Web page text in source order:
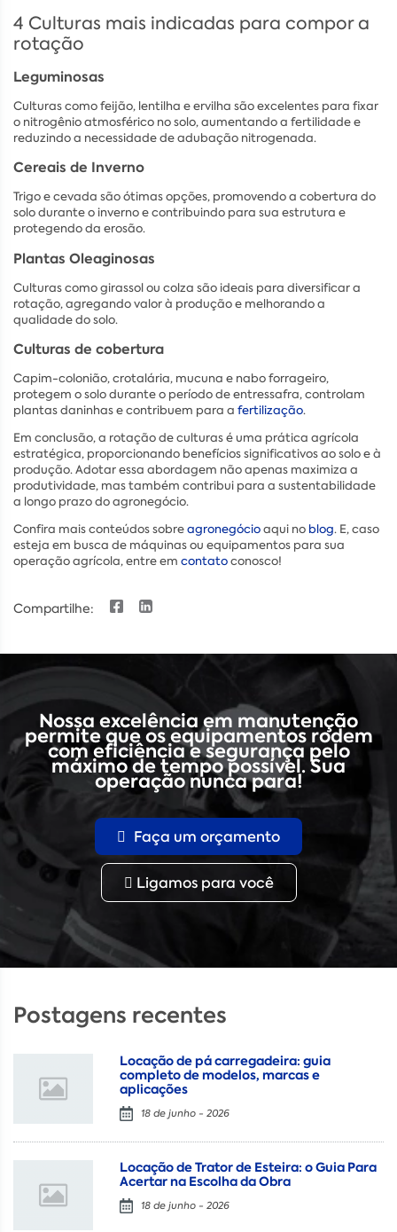
4 Culturas mais indicadas para compor a
rotação
Leguminosas
Culturas como feijão, lentilha e ervilha são excelentes para fixar
o nitrogênio atmosférico no solo, aumentando a fertilidade e
reduzindo a necessidade de adubação nitrogenada.
Cereais de Inverno
Trigo e cevada são ótimas opções, promovendo a cobertura do
solo durante o inverno e contribuindo para sua estrutura e
protegendo da erosão.
Plantas Oleaginosas
Culturas como girassol ou colza são ideais para diversificar a
rotação, agregando valor à produção e melhorando a
qualidade do solo.
Culturas de cobertura
Capim-colonião, crotalária, mucuna e nabo forrageiro,
protegem o solo durante o período de entressafra, controlam
plantas daninhas e contribuem para a fertilização.
Em conclusão, a rotação de culturas é uma prática agrícola
estratégica, proporcionando benefícios significativos ao solo e à
produção. Adotar essa abordagem não apenas maximiza a
produtividade, mas também contribui para a sustentabilidade
a longo prazo do agronegócio.
Confira mais conteúdos sobreagronegócioaqui no blog. E, caso
esteja em busca de máquinas ou equipamentos para sua
operação agrícola, entre em contatoconosco!
Compartilhe:
Nossa excelência em manutenção
permite que os equipamentos rodem
com eficiência e segurança pelo
máximo de tempo possível. Sua
operação nunca para!
Faça um orçamento
Ligamos para você
Postagens recentes
Locação de pá carregadeira: guia
completo de modelos, marcas e
aplicações
18 de junho - 2026
Locação de Trator de Esteira: o Guia Para
Acertar na Escolha da Obra
18 de junho - 2026